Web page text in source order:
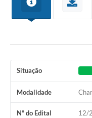
Situação
Modalidade
Nº do Edital 12/